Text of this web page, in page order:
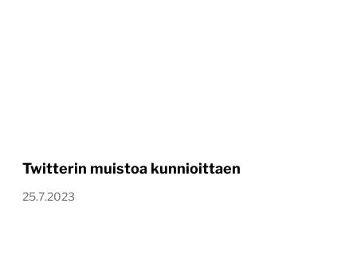
Twitterin muistoa kunnioittaen
25.7.2023